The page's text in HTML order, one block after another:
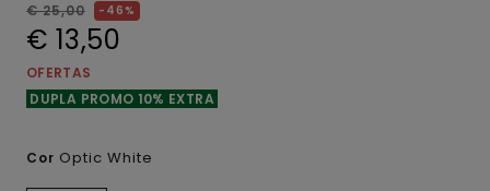
€ 25,00
46%
€ 13,50
OFERTAS
DUPLA PROMO 10% EXTRA
Cor Optic White